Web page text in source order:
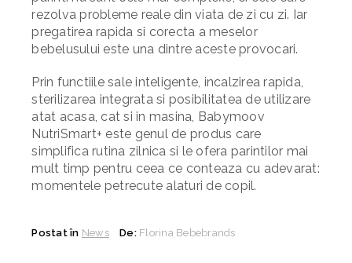
rezolva probleme reale din viata de zi cu zi. Iar
pregatirea rapida si corecta a meselor
bebelusului este una dintre aceste provocari.
Prin functiile sale inteligente, incalzirea rapida,
sterilizarea integrata si posibilitatea de utilizare
atat acasa, cat si in masina, Babymoov
NutriSmart+ este genul de produs care
simplifica rutina zilnica si le ofera parintilor mai
mult timp pentru ceea ce conteaza cu adevarat:
momentele petrecute alaturi de copil.
Postat în News De: Florina Bebebrands